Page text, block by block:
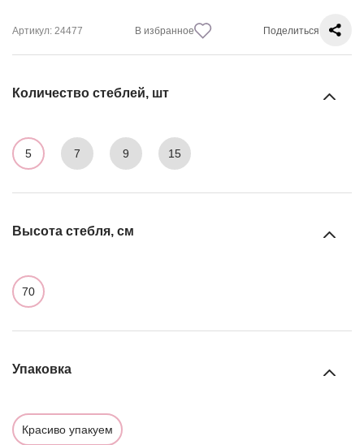
Артикул: 24477 В избранное Поделиться
Количество стеблей, шт
5 7 9 15
Высота стебля, см
70
Упаковка
Красиво упакуем